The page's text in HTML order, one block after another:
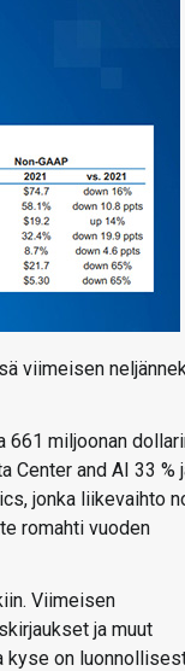
viimeisen
661 miljoonan
Center and AI 33 %
jonka liikevaihto
romahti vuoden
Viimeisen
ja muut
kyse on